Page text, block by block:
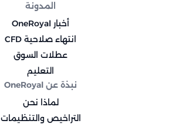
المدونة
أخبار OneRoyal
انتهاء صلاحية CFD
عطلات السوق
التعليم
نبذة عن OneRoyal
لماذا نحن
التراخيص والتنظيمات